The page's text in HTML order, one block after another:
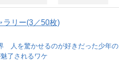
ラリー(3／50枚)
人を驚かせるのが好きだった少年の
了されるワケ